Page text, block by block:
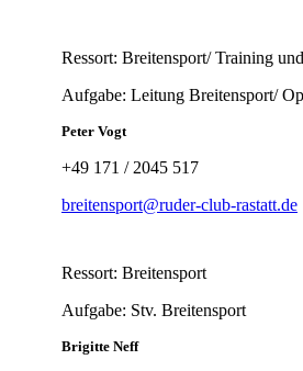
Ressort: Breitensport/ Training
Aufgabe: Leitung Breitensport/
Peter Vogt
+49 171 / 2045 517
breitensport@ruder-club-rastatt.de
Ressort: Breitensport
Aufgabe: Stv. Breitensport
Brigitte Neff